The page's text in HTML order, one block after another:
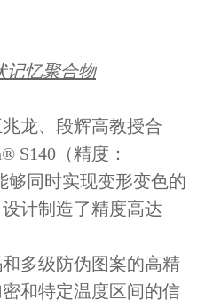
记忆聚合物
龙、段辉高教授合
S140（精度：
够同时实现变形变色的
计制造了精度高达
多级防伪图案的高精
和特定温度区间的信